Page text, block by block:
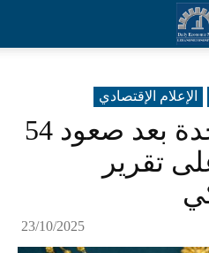
الإعلام الإقتصادي
الذهب يهوي بحدة بعد صعود 54
تقرير
23/10/2025